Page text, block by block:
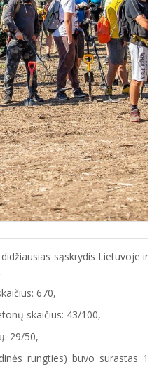
sąskrydis Lietuvoje ir
670,
skaičius: 43/100,
29/50,
rungties) buvo surastas 1